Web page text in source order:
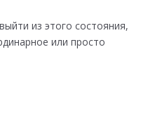
из этого состояния,
или просто